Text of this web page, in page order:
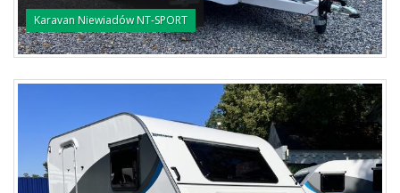
Karavan Niewiadów NT-SPORT